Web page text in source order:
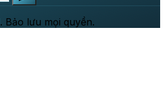
. Bảo lưu mọi quyền.